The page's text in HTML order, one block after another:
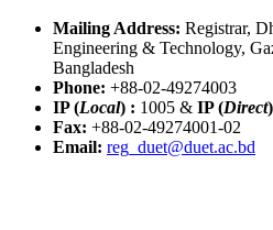
Mailing Address: Registrar,
Engineering & Technology,
Bangladesh
Phone: +88-02-49274003
IP (Local) : 1005 & IP (Direct
Fax: +88-02-49274001-02
Email: reg_duet@duet.ac.bd